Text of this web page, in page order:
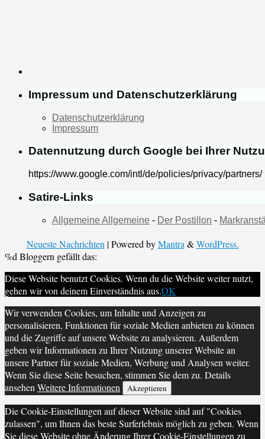
Impressum und Datenschutzerklärung
Datenschutzerklärung
Impressum
Datennutzung durch Google bei Ihrer
https://www.google.com/intl/de/policies/privacy/partners/
Satire-Links
Allgemeine Allgemeine - Der Postillon -
Neueste Nachrichten | Powered byMantra &WordPress.
%d Bloggern gefällt das:
Diese Website benutzt Cookies. Wenn du die Website weiter nutzt,
gehen wir von deinem Einverständnis aus.OK
Wir verwenden Cookies, um Inhalte und Anzeigen zu
personalisieren, Funktionen für soziale Medien anbieten zu können
und die Zugriffe auf unsere Website zu analysieren. Außerdem
geben wir Informationen zu Ihrer Nutzung unserer Website an
unsere Partner für soziale Medien, Werbung und Analysen weiter.
Wenn Sie diese Seite besuchen, stimmen Sie dem zu. Details
ansehen Weitere Informationen Akzeptieren
Die Cookie-Einstellungen auf dieser Website sind auf "Cookies
zulassen", um Ihnen das beste Surferlebnis möglich zu geben. Wenn
Sie diese Website ohne Änderung Ihrer Cookie-Einstellungen zu